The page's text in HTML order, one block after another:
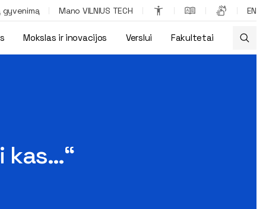
gyvenimą Mano VILNIUS TECH EN
Mokslas ir inovacijos Verslui Fakultetai
kas…“